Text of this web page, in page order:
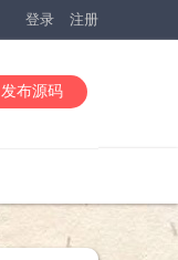
登录 注册
发布源码